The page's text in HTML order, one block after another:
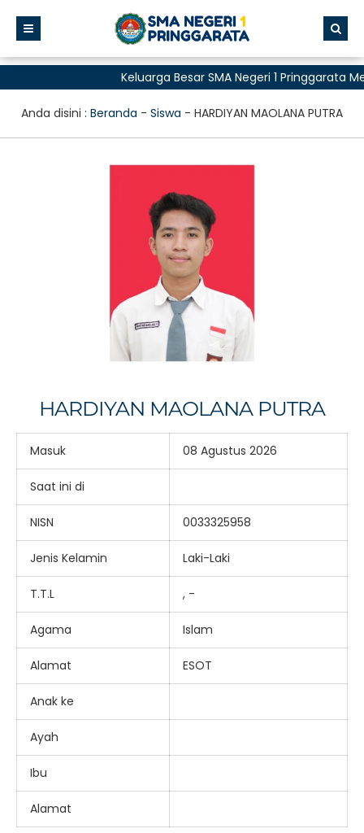
Keluarga Besar SMA Negeri 1 Pringgarata
Anda disini : Beranda - Siswa - HARDIYAN MAOLANA PUTRA
HARDIYAN MAOLANA PUTRA
Masuk 08 Agustus 2026
Saat ini di
NISN 0033325958
Jenis Kelamin Laki-Laki
T.T.L , -
Agama Islam
Alamat ESOT
Anak ke
Ayah
Ibu
Alamat